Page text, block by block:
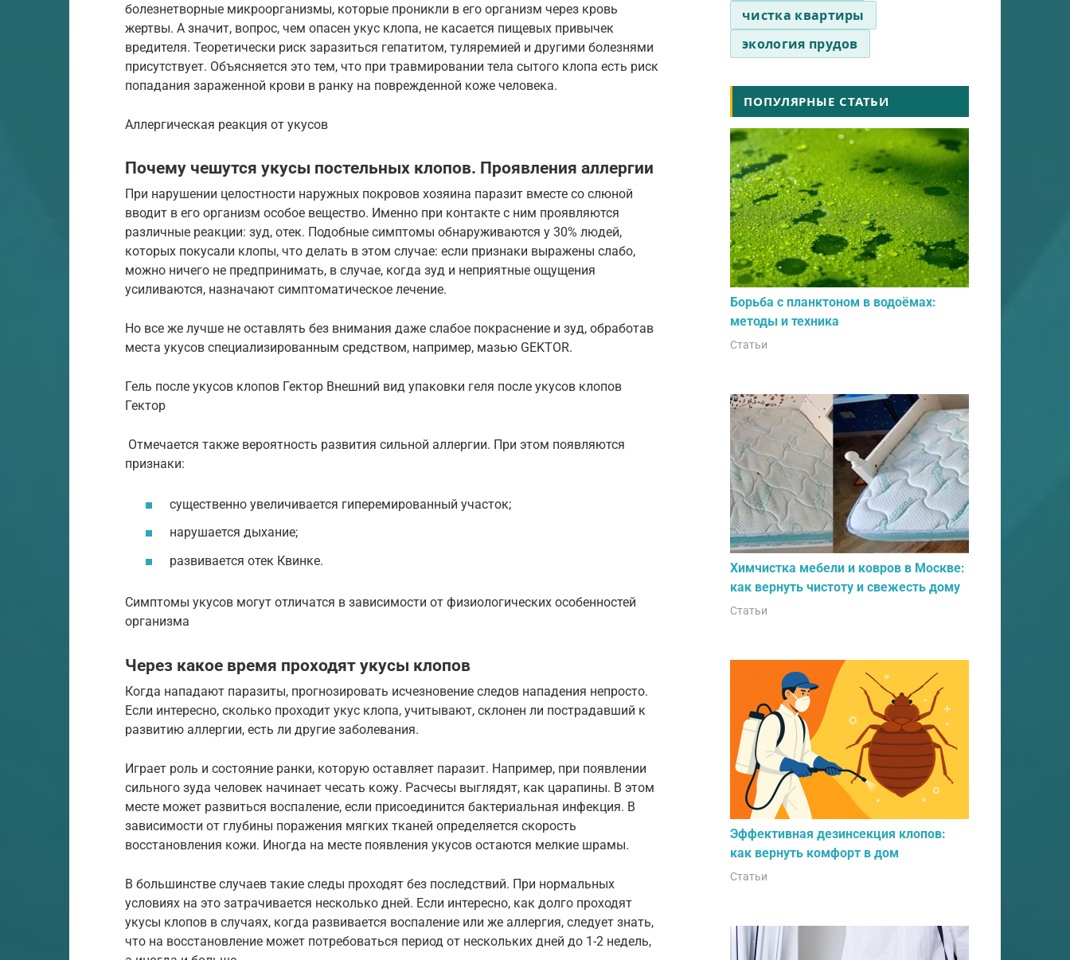
болезнетворные микроорганизмы, которые проникли в его организм через кровь
жертвы. А значит, вопрос, чем опасен укус клопа, не касается пищевых привычек
вредителя. Теоретически риск заразиться гепатитом, туляремией и другими болезнями
присутствует. Объясняется это тем, что при травмировании тела сытого клопа есть риск
попадания зараженной крови в ранку на поврежденной коже человека.
Аллергическая реакция от укусов
Почему чешутся укусы постельных клопов. Проявления аллергии
При нарушении целостности наружных покровов хозяина паразит вместе со слюной
вводит в его организм особое вещество. Именно при контакте с ним проявляются
различные реакции: зуд, отек. Подобные симптомы обнаруживаются у 30% людей,
которых покусали клопы, что делать в этом случае: если признаки выражены слабо,
можно ничего не предпринимать, в случае, когда зуд и неприятные ощущения
усиливаются, назначают симптоматическое лечение.
Но все же лучше не оставлять без внимания даже слабое покраснение и зуд, обработав
места укусов специализированным средством, например, мазью GEKTOR.
Гель после укусов клопов Гектор Внешний вид упаковки геля после укусов клопов
Гектор
Отмечается также вероятность развития сильной аллергии. При этом появляются
признаки:
существенно увеличивается гиперемированный участок;
нарушается дыхание;
развивается отек Квинке.
Симптомы укусов могут отличатся в зависимости от физиологических особенностей
организма
Через какое время проходят укусы клопов
Когда нападают паразиты, прогнозировать исчезновение следов нападения непросто.
Если интересно, сколько проходит укус клопа, учитывают, склонен ли пострадавший к
развитию аллергии, есть ли другие заболевания.
Играет роль и состояние ранки, которую оставляет паразит. Например, при появлении
сильного зуда человек начинает чесать кожу. Расчесы выглядят, как царапины. В этом
месте может развиться воспаление, если присоединится бактериальная инфекция. В
зависимости от глубины поражения мягких тканей определяется скорость
восстановления кожи. Иногда на месте появления укусов остаются мелкие шрамы.
В большинстве случаев такие следы проходят без последствий. При нормальных
условиях на это затрачивается несколько дней. Если интересно, как долго проходят
укусы клопов в случаях, когда развивается воспаление или же аллергия, следует знать,
что на восстановление может потребоваться период от нескольких дней до 1-2 недель,
чистка квартиры
экология прудов
ПОПУЛЯРНЫЕ СТАТЬИ
Борьба с планктоном в водоёмах:
методы и техника
Статьи
Химчистка мебели и ковров в Москве:
как вернуть чистоту и свежесть дому
Статьи
Эффективная дезинсекция клопов:
как вернуть комфорт в дом
Статьи